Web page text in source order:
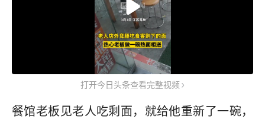
打开今日头条查看完整视频
餐馆老板见老人吃剩面，就给他重新了一碗，